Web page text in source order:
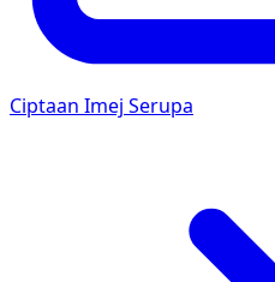
Ciptaan Imej Serupa